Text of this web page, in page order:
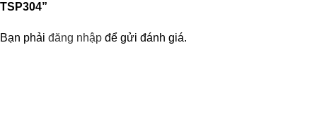
TSP304”
Bạn phải đăng nhập để gửi đánh giá.